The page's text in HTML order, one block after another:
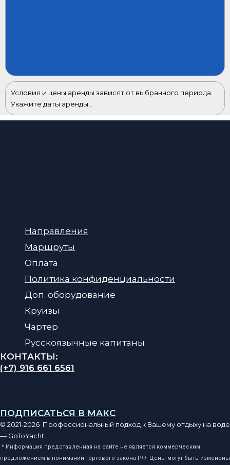
Условия и цены аренды зависят от выбранного периода.
Укажите даты аренды...
Направления
Маршруты
Оплата
Политика конфиденциальности
Доп. оборудование
Круизы
Чартер
Русскоязычные капитаны
КОНТАКТЫ:
(+7) 916 661 6561
ПОДПИСАТЬСЯ В МАКС
© 2021-2026 Профессиональный подход к Вашему отдыху на воде
— GoToYacht.
* Информация представленная на сайте не является коммерческим
предложением в понимании торгового закона РФ. Цены могут быть изменены